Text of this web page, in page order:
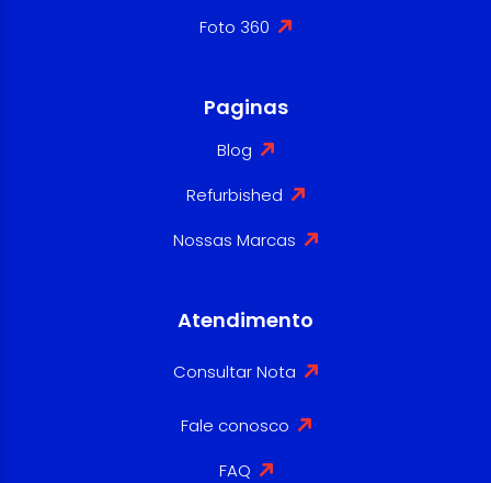
Foto 360
Paginas
Blog
Refurbished
Nossas Marcas
Atendimento
Consultar Nota
Fale conosco
FAQ